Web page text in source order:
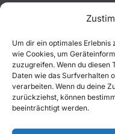
Um dir ein optimales
wie Cookies, um
zuzugreifen. Wenn du diesen
Daten wie das Surfverhalten
verarbeiten. Wenn du deine
zurückziehst, können
beeinträchtigt werden.
Aktuelles
Einsätze
Unsere Jugend
Mitglied werden